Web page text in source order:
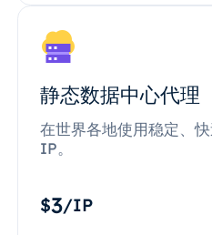
静态数据中心代理
在世界各地使用稳定、
IP。
$3/IP